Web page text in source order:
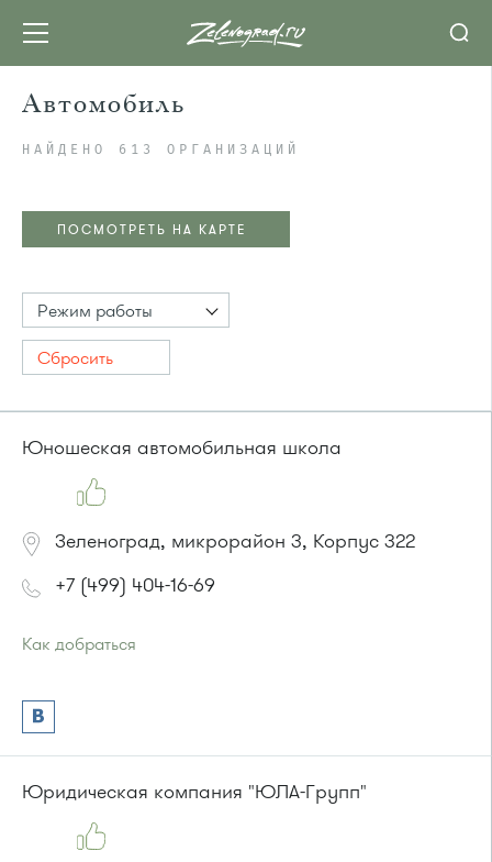
Автомобиль
НАЙДЕНО 613 ОРГАНИЗАЦИЙ
ПОСМОТРЕТЬ НА КАРТЕ
Режим работы
Сбросить
Юношеская автомобильная школа
Зеленоград, микрорайон 3, Корпус 322
+7 (499) 404-16-69
Как добраться
Автобусы № 3, 9, 11, 19, 31, 32.
Маршрутка № 409м, 419м, 476м
или до остановки"Магазин "Океан"":
Маршрутка № 408м, 419м, 476м
Юридическая компания "ЮЛА-Групп"